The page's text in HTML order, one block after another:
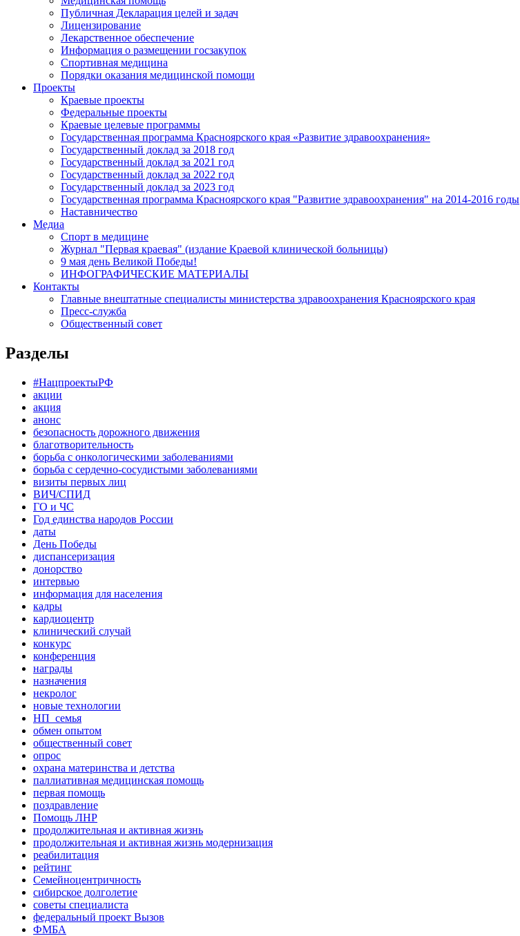
Публичная Декларация целей и задач
Лицензирование
Лекарственное обеспечение
Информация о размещении госзакупок
Спортивная медицина
Порядки оказания медицинской помощи
Проекты
Краевые проекты
Федеральные проекты
Краевые целевые программы
Государственная программа Красноярского края «Развитие здравоохранения»
Государственный доклад за 2018 год
Государственный доклад за 2021 год
Государственный доклад за 2022 год
Государственный доклад за 2023 год
Государственная программа Красноярского края "Развитие здравоохранения" на 2014-2016 годы
Наставничество
Медиа
Спорт в медицине
Журнал "Первая краевая" (издание Краевой клинической больницы)
9 мая день Великой Победы!
ИНФОГРАФИЧЕСКИЕ МАТЕРИАЛЫ
Контакты
Главные внештатные специалисты министерства здравоохранения Красноярского края
Пресс-служба
Общественный совет
Разделы
#НацпроектыРФ
акции
акция
анонс
безопасность дорожного движения
благотворительность
борьба с онкологическими заболеваниями
борьба с сердечно-сосудистыми заболеваниями
визиты первых лиц
ВИЧ/СПИД
ГО и ЧС
Год единства народов России
даты
День Победы
диспансеризация
донорство
интервью
информация для населения
кадры
кардиоцентр
клинический случай
конкурс
конференция
награды
назначения
некролог
новые технологии
НП_семья
обмен опытом
общественный совет
опрос
охрана материнства и детства
паллиативная медицинская помощь
первая помощь
поздравление
Помощь ЛНР
продолжительная и активная жизнь
продолжительная и активная жизнь модернизация
реабилитация
рейтинг
Семейноцентричность
сибирское долголетие
советы специалиста
федеральный проект Вызов
ФМБА